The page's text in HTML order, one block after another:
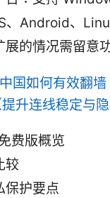
、Android、
展的情况需留意
国如何有效翻墙
升连线稳定与隐
费版概览
较
保护要点